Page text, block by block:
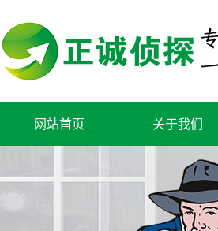
网站首页 关于我们